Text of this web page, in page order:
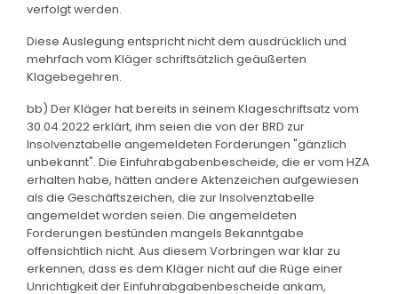
verfolgt werden.
Diese Auslegung entspricht nicht dem ausdrücklich und
mehrfach vom Kläger schriftsätzlich geäußerten
Klagebegehren.
bb) Der Kläger hat bereits in seinem Klageschriftsatz vom
30.04.2022 erklärt, ihm seien die von der BRD zur
Insolvenztabelle angemeldeten Forderungen "gänzlich
unbekannt". Die Einfuhrabgabenbescheide, die er vom HZA
erhalten habe, hätten andere Aktenzeichen aufgewiesen
als die Geschäftszeichen, die zur Insolvenztabelle
angemeldet worden seien. Die angemeldeten
Forderungen bestünden mangels Bekanntgabe
offensichtlich nicht. Aus diesem Vorbringen war klar zu
erkennen, dass es dem Kläger nicht auf die Rüge einer
Unrichtigkeit der Einfuhrabgabenbescheide ankam,